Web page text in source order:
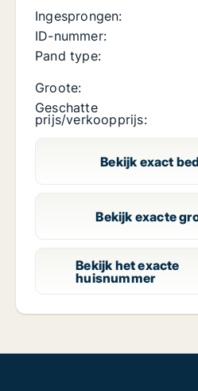
Ingesprongen:
ID-nummer:
Pand type:
Groote:
Geschatte
prijs/verkoopprijs:
Bekijk exact
Bekijk exacte
Bekijk het exacte
huisnummer